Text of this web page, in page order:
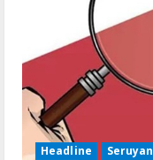
Headline Seruyan